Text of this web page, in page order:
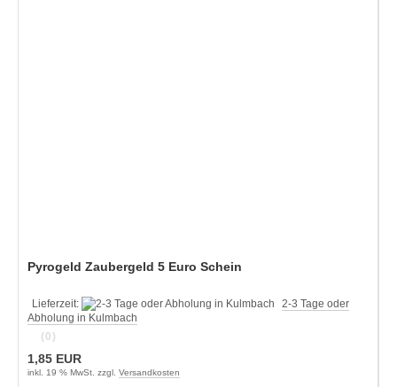
Pyrogeld Zaubergeld 5 Euro Schein
Lieferzeit:
2-3 Tage oder
Abholung in Kulmbach
(0)
1,85 EUR
inkl. 19 % MwSt. zzgl. Versandkosten